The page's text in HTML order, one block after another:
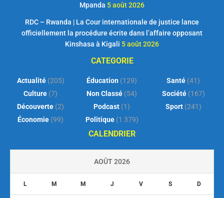
Mpanda 5 août 2026
RDC – Rwanda | La Cour internationale de justice lance
officiellement la procédure écrite dans l’affaire opposant
Kinshasa à Kigali 5 août 2026
CATEGORIE
Actualité(205)
Culture (7)
Découverte (2)
Économie (99)
Éducation (129)
Non Classé (54)
Podcast (1)
Politique(1 379)
Santé (41)
Société(167)
Sport(241)
CALENDRIER
AOÛT 2026
L M M J V S D